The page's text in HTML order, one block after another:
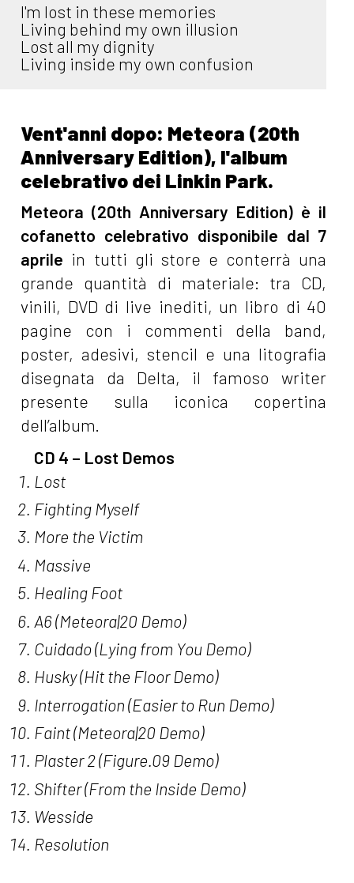
I'm lost in these memories
Living behind my own illusion
Lost all my dignity
Living inside my own confusion
Vent'anni dopo: Meteora (20th
Anniversary Edition), l'album
celebrativo dei Linkin Park.
Meteora (20th Anniversary Edition) è il
cofanetto celebrativo disponibile dal 7
aprile in tutti gli store e conterrà una
grande quantità di materiale: tra CD,
vinili, DVD di live inediti, un libro di 40
pagine con i commenti della band,
poster, adesivi, stencil e una litografia
disegnata da Delta, il famoso writer
presente sulla iconica copertina
dell’album.
CD 4 – Lost Demos
Lost
Fighting Myself
More the Victim
Massive
Healing Foot
A6 (Meteora|20 Demo)
Cuidado (Lying from You Demo)
Husky (Hit the Floor Demo)
Interrogation (Easier to Run Demo)
Faint (Meteora|20 Demo)
Plaster 2 (Figure.09 Demo)
Shifter (From the Inside Demo)
Wesside
Resolution